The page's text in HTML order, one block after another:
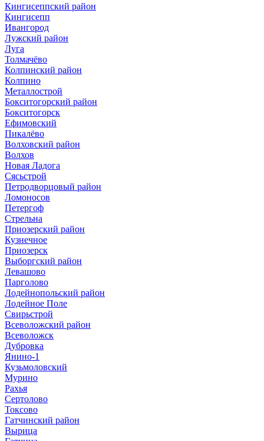
Кингисеппский район
Кингисепп
Ивангород
Лужский район
Луга
Толмачёво
Колпинский район
Колпино
Металлострой
Бокситогорский район
Бокситогорск
Ефимовский
Пикалёво
Волховский район
Волхов
Новая Ладога
Сясьстрой
Петродворцовый район
Ломоносов
Петергоф
Стрельна
Приозерский район
Кузнечное
Приозерск
Выборгский район
Левашово
Парголово
Лодейнопольский район
Лодейное Поле
Свирьстрой
Всеволожский район
Всеволожск
Дубровка
Янино-1
Кузьмоловский
Мурино
Рахья
Сертолово
Токсово
Гатчинский район
Вырица